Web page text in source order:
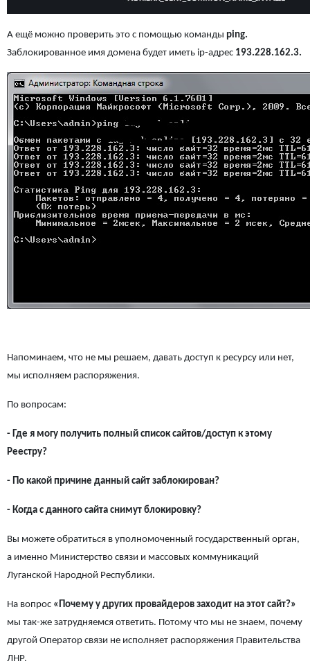
А ещё можно проверить это с помощью команды ping.
Заблокированное имя домена будет иметь ip-адрес 193.228.162.3.
Напоминаем, что не мы решаем, давать доступ к ресурсу или нет,
мы исполняем распоряжения.
По вопросам:
- Где я могу получить полный список сайтов/доступ к этому
Реестру?
- По какой причине данный сайт заблокирован?
- Когда с данного сайта снимут блокировку?
Вы можете обратиться в уполномоченный государственный орган,
а именно Министерство связи и массовых коммуникаций
Луганской Народной Республики.
На вопрос «Почему у других провайдеров заходит на этот сайт?»
мы так-же затрудняемся ответить. Потому что мы не знаем, почему
другой Оператор связи не исполняет распоряжения Правительства
ЛНР.